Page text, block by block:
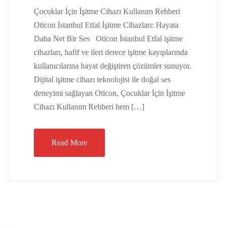
Çocuklar İçin İşitme Cihazı Kullanım Rehberi
Oticon İstanbul Etfal İşitme Cihazları: Hayata
Daha Net Bir Ses Oticon İstanbul Etfal işitme
cihazları, hafif ve ileri derece işitme kayıplarında
kullanıcılarına hayat değiştiren çözümler sunuyor.
Dijital işitme cihazı teknolojisi ile doğal ses
deneyimi sağlayan Oticon, Çocuklar İçin İşitme
Cihazı Kullanım Rehberi hem […]
Read More